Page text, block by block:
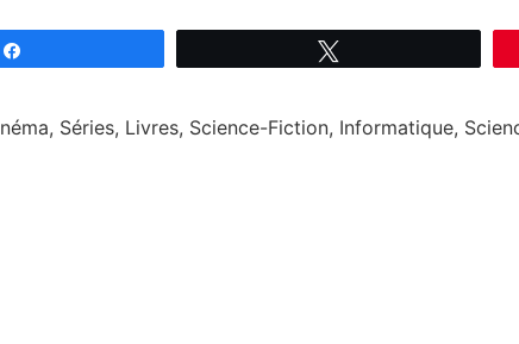
Séries, Livres, Science-Fiction, Informatique,